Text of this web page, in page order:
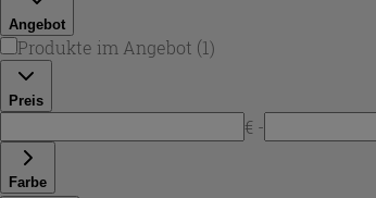
Angebot
Produkte im Angebot (1)
Preis
€ -
Farbe